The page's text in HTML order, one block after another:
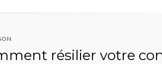
résilier votre